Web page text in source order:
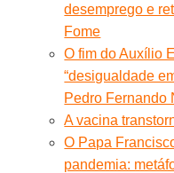
desemprego e
Fome
O fim do Auxílio
“desigualdade
Pedro Fernando
A vacina
O Papa
pandemia: